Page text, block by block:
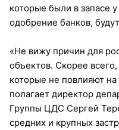
которые были в запасе
одобрение банков,
«Не вижу причин для
объектов. Скорее
которые не повлияют
полагает директор
Группы ЦДС Сергей
средних и крупных